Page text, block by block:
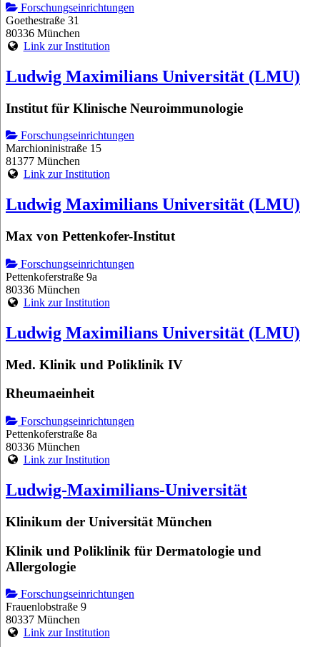
Forschungseinrichtungen
Goethestraße 31
80336 München
Link zur Institution
Ludwig Maximilians Universität (LMU)
Institut für Klinische Neuroimmunologie
Forschungseinrichtungen
Marchioninistraße 15
81377 München
Link zur Institution
Ludwig Maximilians Universität (LMU)
Max von Pettenkofer-Institut
Forschungseinrichtungen
Pettenkoferstraße 9a
80336 München
Link zur Institution
Ludwig Maximilians Universität (LMU)
Med. Klinik und Poliklinik IV
Rheumaeinheit
Forschungseinrichtungen
Pettenkoferstraße 8a
80336 München
Link zur Institution
Ludwig-Maximilians-Universität
Klinikum der Universität München
Klinik und Poliklinik für Dermatologie und
Allergologie
Forschungseinrichtungen
Frauenlobstraße 9
80337 München
Link zur Institution